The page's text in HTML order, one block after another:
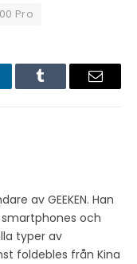
Pro
Tumblr Email
av GEEKEN. Han
och
typer av
foldebles från Kina